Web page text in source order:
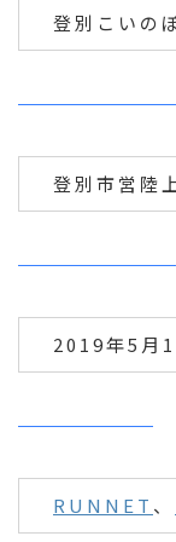
登別こいの
登別市営陸
2019年5月
RUNNET 、